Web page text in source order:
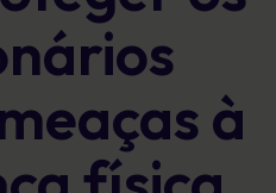
à